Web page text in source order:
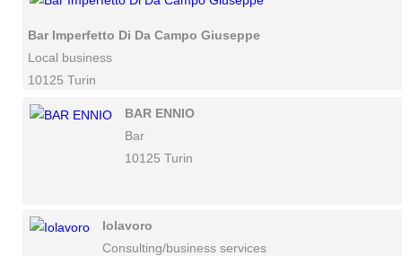
Bar Imperfetto Di Da Campo Giuseppe
Local business
10125 Turin
BAR ENNIO
Bar
10125 Turin
Iolavoro
Consulting/business services